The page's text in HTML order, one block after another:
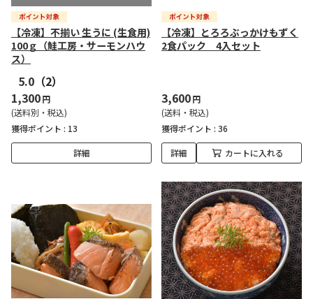
【冷凍】不揃い 生うに (生食用)
100ｇ（鮭工房・サーモンハウ
ス）
5.0 （2）
1,300円
(送料別・税込)
獲得ポイント : 13
詳細
【冷凍】とろろぶっかけもずく
2食パック 4入セット
3,600円
(送料・税込)
獲得ポイント : 36
詳細 カートに入れる